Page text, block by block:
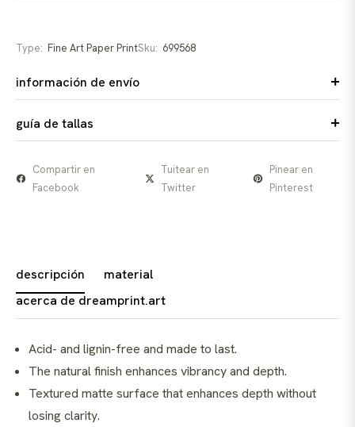
Type: Fine Art Paper PrintSku: 699568
información de envío
guía de tallas
Compartir en
Facebook
Tuitear en
Twitter
Pinear en
Pinterest
descripción
material
acerca de dreamprint.art
Acid- and lignin-free and made to last.
The natural finish enhances vibrancy and depth.
Textured matte surface that enhances depth without
losing clarity.